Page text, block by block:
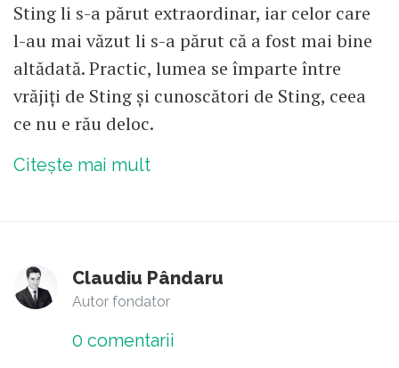
Sting li s-a părut extraordinar, iar celor care
l-au mai văzut li s-a părut că a fost mai bine
altădată. Practic, lumea se împarte între
vrăjiți de Sting și cunoscători de Sting, ceea
ce nu e rău deloc.
Citește mai mult
Claudiu Pândaru
Autor fondator
0 comentarii